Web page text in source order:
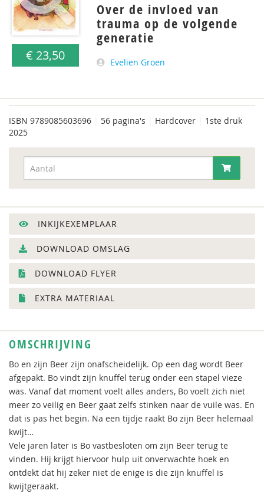
€ 23,50
Over de invloed van
trauma op de volgende
generatie
Evelien Groen
ISBN 9789085603696 56 pagina's Hardcover
1ste druk
2025
INKIJKEXEMPLAAR
DOWNLOAD OMSLAG
DOWNLOAD FLYER
EXTRA MATERIAAL
OMSCHRIJVING
Bo en zijn Beer zijn onafscheidelijk. Op een dag wordt Beer
afgepakt. Bo vindt zijn knuffel terug onder een stapel vieze
was. Vanaf dat moment voelt alles anders, Bo voelt zich niet
meer zo veilig en Beer gaat zelfs stinken naar de vuile was. En
dat is pas het begin. Na een tijdje raakt Bo zijn Beer helemaal
kwijt…
Vele jaren later is Bo vastbesloten om zijn Beer terug te
vinden. Hij krijgt hiervoor hulp uit onverwachte hoek en
ontdekt dat hij zeker niet de enige is die zijn knuffel is
kwijtgeraakt.